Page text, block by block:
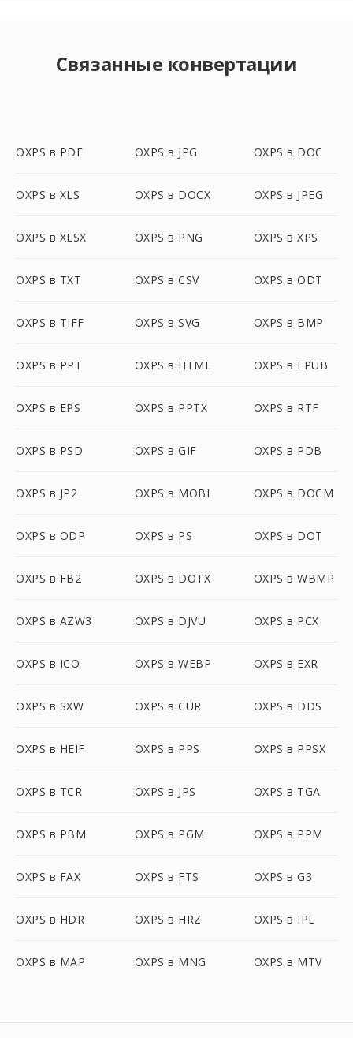
Связанные конвертации
OXPS в PDF OXPS в JPG OXPS в DOC
OXPS в XLS OXPS в DOCX OXPS в JPEG
OXPS в XLSX OXPS в PNG OXPS в XPS
OXPS в TXT OXPS в CSV OXPS в ODT
OXPS в TIFF OXPS в SVG OXPS в BMP
OXPS в PPT OXPS в HTML OXPS в EPUB
OXPS в EPS OXPS в PPTX OXPS в RTF
OXPS в PSD OXPS в GIF OXPS в PDB
OXPS в JP2 OXPS в MOBI OXPS в DOCM
OXPS в ODP OXPS в PS OXPS в DOT
OXPS в FB2 OXPS в DOTX OXPS в WBMP
OXPS в AZW3 OXPS в DJVU OXPS в PCX
OXPS в ICO OXPS в WEBP OXPS в EXR
OXPS в SXW OXPS в CUR OXPS в DDS
OXPS в HEIF OXPS в PPS OXPS в PPSX
OXPS в TCR OXPS в JPS OXPS в TGA
OXPS в PBM OXPS в PGM OXPS в PPM
OXPS в FAX OXPS в FTS OXPS в G3
OXPS в HDR OXPS в HRZ OXPS в IPL
OXPS в MAP OXPS в MNG OXPS в MTV